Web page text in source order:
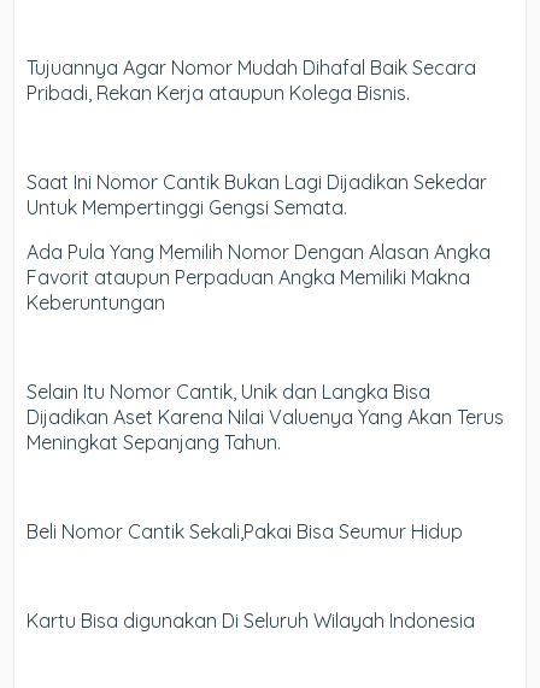
Tujuannya Agar Nomor Mudah Dihafal Baik Secara
Pribadi, Rekan Kerja ataupun Kolega Bisnis.
Saat Ini Nomor Cantik Bukan Lagi Dijadikan Sekedar
Untuk Mempertinggi Gengsi Semata.
Ada Pula Yang Memilih Nomor Dengan Alasan Angka
Favorit ataupun Perpaduan Angka Memiliki Makna
Keberuntungan
Selain Itu Nomor Cantik, Unik dan Langka Bisa
Dijadikan Aset Karena Nilai Valuenya Yang Akan Terus
Meningkat Sepanjang Tahun.
Beli Nomor Cantik Sekali,Pakai Bisa Seumur Hidup
Kartu Bisa digunakan Di Seluruh Wilayah Indonesia